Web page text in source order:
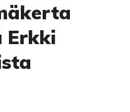
Erkki